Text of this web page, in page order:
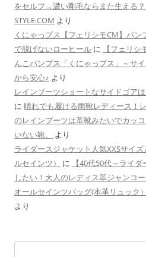
をセルフ→濃い剛毛ならまた生える
STYLE.COM より
くにゃっプス【フェリシモCM】パン
で脱げないローヒール に
【フェリ
んこパンプス「くにゃっプス」～サ
から安心♪ より
レインブーツショートなサイドゴア
に 晴れでも履ける雨靴レディース！
のレインブーツは革靴みたいでカッ
いない靴。
より
ライダースジャケット人気XXSサイ
ルセインツ）
に
【40代50代～ライ
したい！大人のレディス革ジャンコ
オールセインツバッグ(本革リュック
より